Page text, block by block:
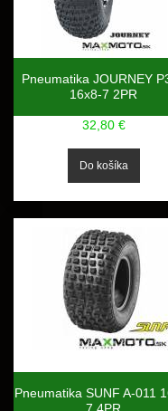
Pneumatika JOURNEY
16x8-7 2PR
32,80 €
Pneumatika SUNF A-011